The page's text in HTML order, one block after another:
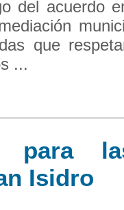
del acuerdo
que
...
para
Isidro